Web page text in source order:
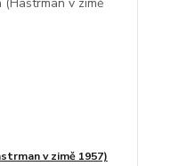
v zimě 1957)